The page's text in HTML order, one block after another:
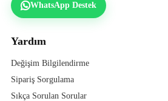
WhatsApp Destek
Yardım
Değişim Bilgilendirme
Sipariş Sorgulama
Sıkça Sorulan Sorular